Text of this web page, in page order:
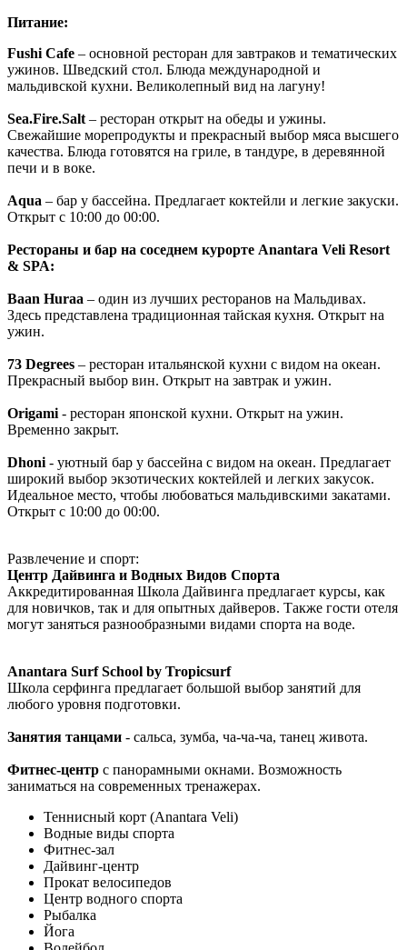
Питание:
Fushi Cafe – основной ресторан для завтраков и тематических
ужинов. Шведский стол. Блюда международной и
мальдивской кухни. Великолепный вид на лагуну!
Sea.Fire.Salt – ресторан открыт на обеды и ужины.
Свежайшие морепродукты и прекрасный выбор мяса высшего
качества. Блюда готовятся на гриле, в тандуре, в деревянной
печи и в воке.
Aqua – бар у бассейна. Предлагает коктейли и легкие закуски.
Открыт с 10:00 до 00:00.
Рестораны и бар на соседнем курорте Anantara Veli Resort
& SPA:
Baan Huraa – один из лучших ресторанов на Мальдивах.
Здесь представлена традиционная тайская кухня. Открыт на
ужин.
73 Degrees – ресторан итальянской кухни с видом на океан.
Прекрасный выбор вин. Открыт на завтрак и ужин.
Origami - ресторан японской кухни. Открыт на ужин.
Временно закрыт.
Dhoni - уютный бар у бассейна с видом на океан. Предлагает
широкий выбор экзотических коктейлей и легких закусок.
Идеальное место, чтобы любоваться мальдивскими закатами.
Открыт с 10:00 до 00:00.
Развлечение и спорт:
Центр Дайвинга и Водных Видов Спорта
Аккредитированная Школа Дайвинга предлагает курсы, как
для новичков, так и для опытных дайверов. Также гости отеля
могут заняться разнообразными видами спорта на воде.
Anantara Surf School by Tropicsurf
Школа серфинга предлагает большой выбор занятий для
любого уровня подготовки.
Занятия танцами - сальса, зумба, ча-ча-ча, танец живота.
Фитнес-центр с панорамными окнами. Возможность
заниматься на современных тренажерах.
Теннисный корт (Anantara Veli)
Водные виды спорта
Фитнес-зал
Дайвинг-центр
Прокат велосипедов
Центр водного спорта
Рыбалка
Йога